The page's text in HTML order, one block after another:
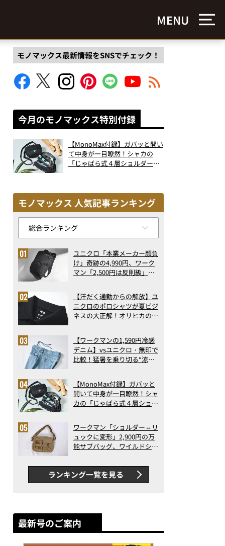
MENU
モノマックス最新情報をSNSでチェック！
今月のモノマックス特別付録
【MonoMax付録】ガバッと開い
て中身が一目瞭然！シャカの
「じゃばら式４層ショルダーバ
モノマックス 人気記事ランキング
ユニクロ「本業メーカー顔負
け」奇跡の4,990円、ワーク
マン「2,500円は反則級」凄
ト3】（2026年6月版）
【汗だく通勤からの解放】ユ
ニクロのポロシャツが夏ビジ
ネスの大正解！オリヒカの透
アの実力
【ワークマンの1,590円冷感
デニム】vsユニクロ・無印で
比較！猛暑を乗り切る“涼感
で決定版
【MonoMax付録】ガバッと
開いて中身が一目瞭然！シャ
カの「じゃばら式４層ショル
った！
ワークマン「ショルダー⇔リ
ュックに変形」2,900円の万
能サブバッグ、ワイルドシン
録…ほか【休日バッグの人気
記事ランキングベスト3】
（2026年6月版）
ランキング一覧を見る
最新号のご案内